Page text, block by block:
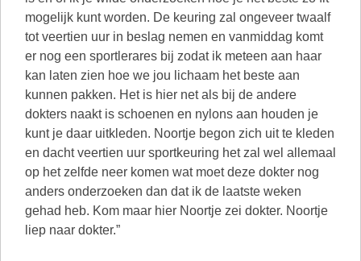
mogelijk kunt worden. De keuring zal ongeveer twaalf
tot veertien uur in beslag nemen en vanmiddag komt
er nog een sportlerares bij zodat ik meteen aan haar
kan laten zien hoe we jou lichaam het beste aan
kunnen pakken. Het is hier net als bij de andere
dokters naakt is schoenen en nylons aan houden je
kunt je daar uitkleden. Noortje begon zich uit te kleden
en dacht veertien uur sportkeuring het zal wel allemaal
op het zelfde neer komen wat moet deze dokter nog
anders onderzoeken dan dat ik de laatste weken
gehad heb. Kom maar hier Noortje zei dokter. Noortje
liep naar dokter.”